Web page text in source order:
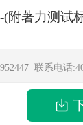
(附著力测试
联系电话: